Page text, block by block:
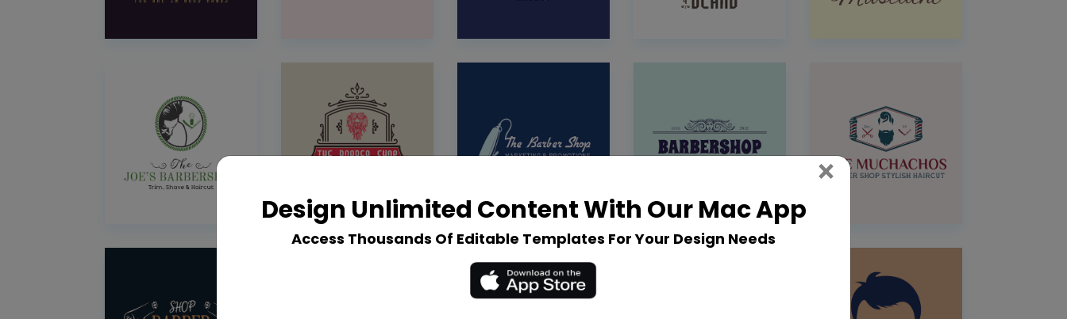
Design Unlimited Content With Our Mac App
Access Thousands Of Editable Templates For Your Design Needs
× Close